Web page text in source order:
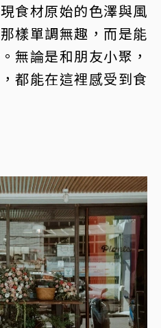
食材原始的色澤與風
樣單調無趣，而是能
無論是和朋友小聚，
都能在這裡感受到食